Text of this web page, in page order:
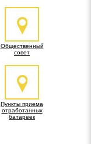
Общественный
совет
Пункты приема
отработанных
батареек